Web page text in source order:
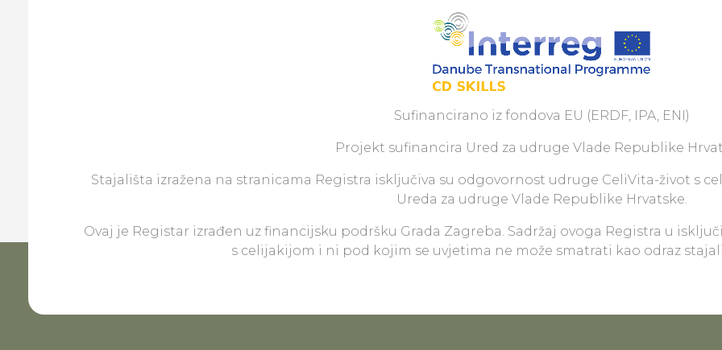
Sufinancirano iz fondova EU (ERDF, IPA, ENI)
Projekt sufinancira Ured za udruge Vlade Republike
Stajališta izražena na stranicama Registra isključiva su odgovornost udruge CeliVita-život s
Ureda za udruge Vlade Republike Hrvatske.
Ovaj je Registar izrađen uz financijsku podršku Grada Zagreba. Sadržaj ovoga Registra u
s celijakijom i ni pod kojim se uvjetima ne može smatrati kao odraz